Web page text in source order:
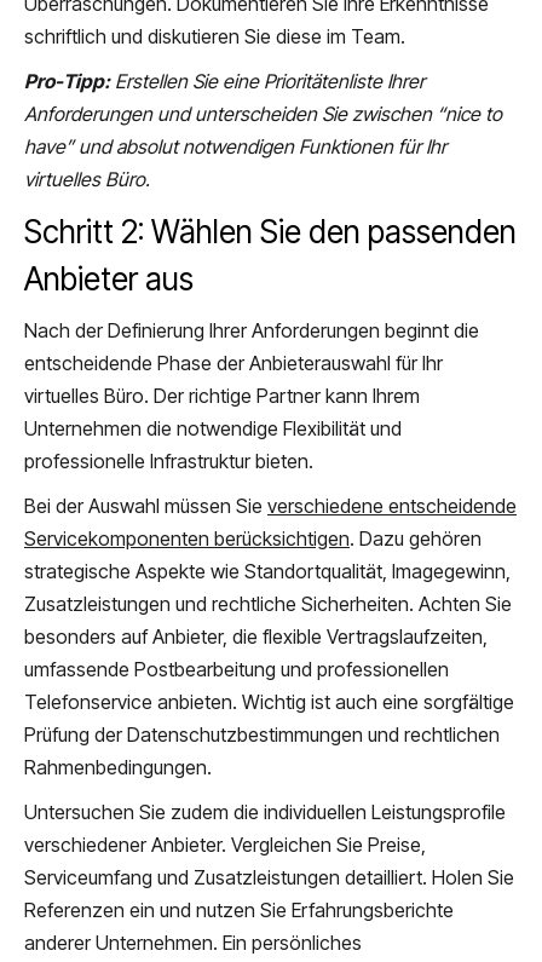
schriftlich und diskutieren Sie diese im Team.
Pro-Tipp: Erstellen Sie eine Prioritätenliste Ihrer
Anforderungen und unterscheiden Sie zwischen “nice to
have” und absolut notwendigen Funktionen für Ihr
virtuelles Büro.
Schritt 2: Wählen Sie den passenden
Anbieter aus
Nach der Definierung Ihrer Anforderungen beginnt die
entscheidende Phase der Anbieterauswahl für Ihr
virtuelles Büro. Der richtige Partner kann Ihrem
Unternehmen die notwendige Flexibilität und
professionelle Infrastruktur bieten.
Bei der Auswahl müssen Sie verschiedene entscheidende
Servicekomponenten berücksichtigen. Dazu gehören
strategische Aspekte wie Standortqualität, Imagegewinn,
Zusatzleistungen und rechtliche Sicherheiten. Achten Sie
besonders auf Anbieter, die flexible Vertragslaufzeiten,
umfassende Postbearbeitung und professionellen
Telefonservice anbieten. Wichtig ist auch eine sorgfältige
Prüfung der Datenschutzbestimmungen und rechtlichen
Rahmenbedingungen.
Untersuchen Sie zudem die individuellen Leistungsprofile
verschiedener Anbieter. Vergleichen Sie Preise,
Serviceumfang und Zusatzleistungen detailliert. Holen Sie
Referenzen ein und nutzen Sie Erfahrungsberichte
anderer Unternehmen. Ein persönliches